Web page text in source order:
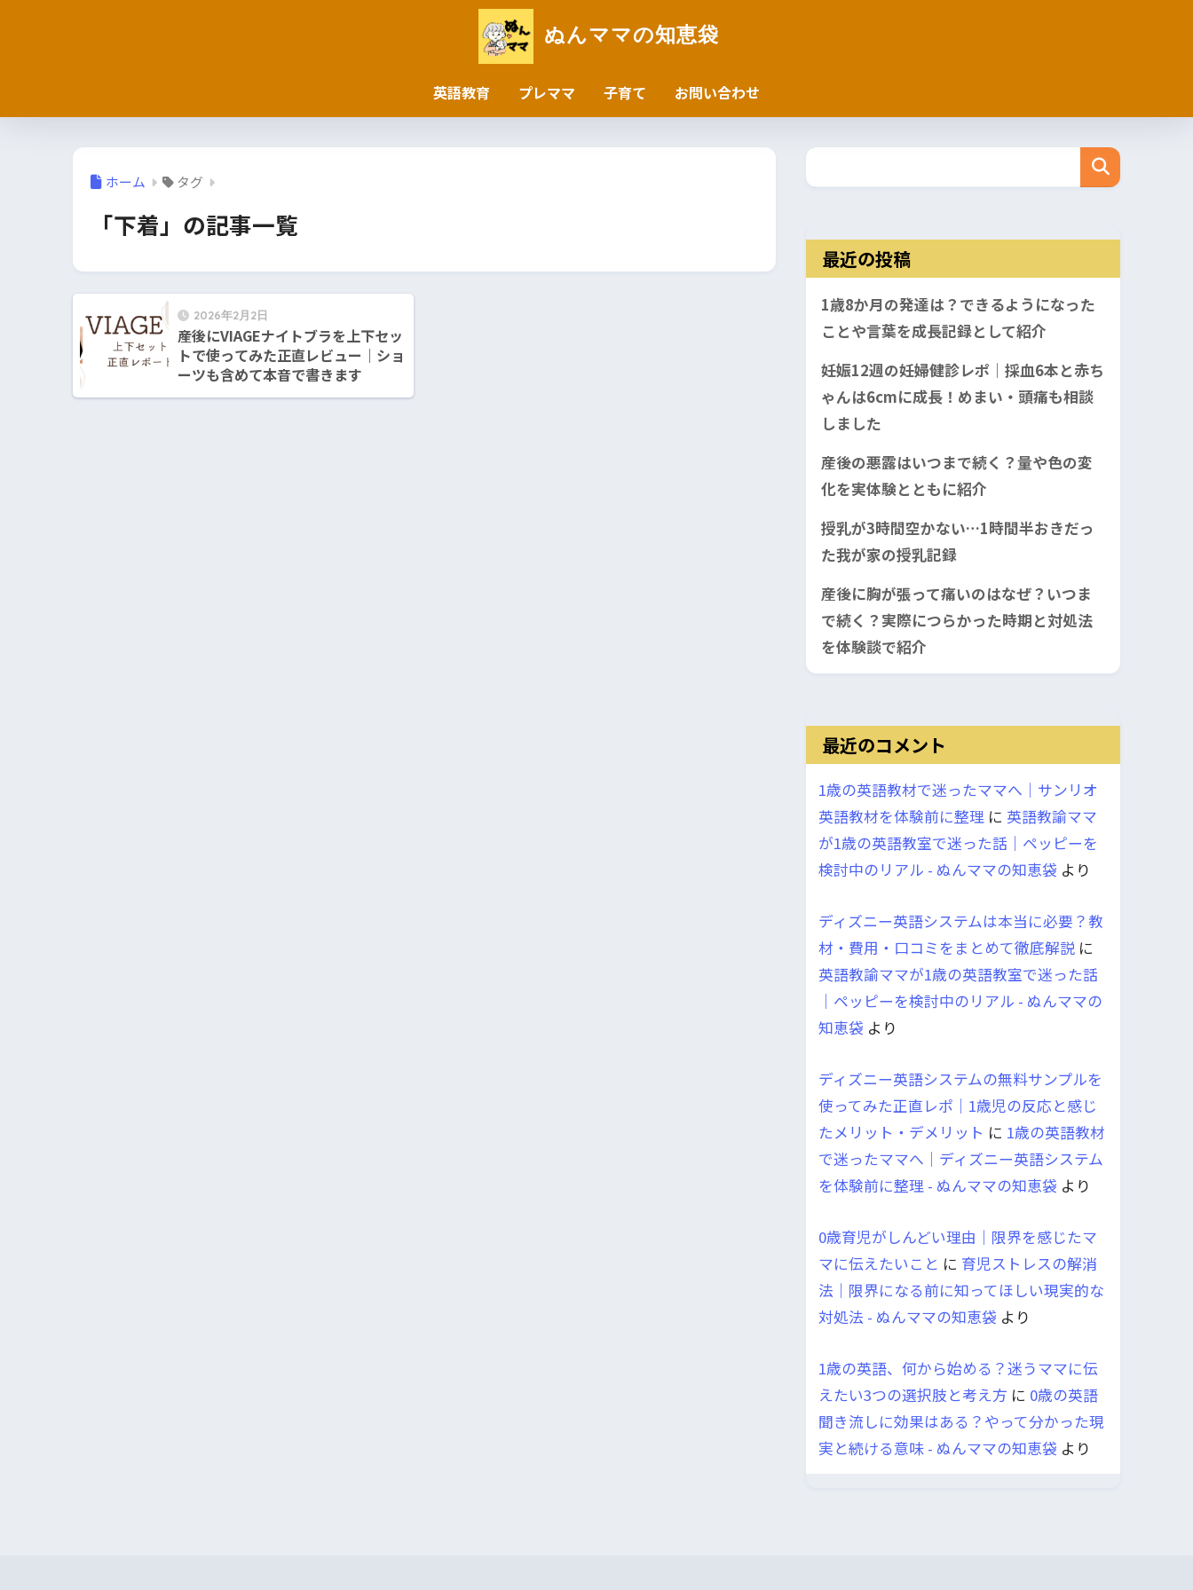
ぬんママの知恵袋
英語教育 プレママ 子育て お問い合わせ
ホーム タグ
「下着」の記事一覧
2026年2月2日
産後にVIAGEナイトブラを上下セッ
トで使ってみた正直レビュー｜ショ
ーツも含めて本音で書きます
最近の投稿
1歳8か月の発達は？できるようになった
ことや言葉を成長記録として紹介
妊娠12週の妊婦健診レポ｜採血6本と赤ち
ゃんは6cmに成長！めまい・頭痛も相談
しました
産後の悪露はいつまで続く？量や色の変
化を実体験とともに紹介
授乳が3時間空かない…1時間半おきだっ
た我が家の授乳記録
産後に胸が張って痛いのはなぜ？いつま
で続く？実際につらかった時期と対処法
を体験談で紹介
最近のコメント
1歳の英語教材で迷ったママへ｜サンリオ
英語教材を体験前に整理 に 英語教諭ママ
が1歳の英語教室で迷った話｜ペッピーを
検討中のリアル - ぬんママの知恵袋 より
ディズニー英語システムは本当に必要？教
材・費用・口コミをまとめて徹底解説 に
英語教諭ママが1歳の英語教室で迷った話
｜ペッピーを検討中のリアル - ぬんママの
知恵袋 より
ディズニー英語システムの無料サンプルを
使ってみた正直レポ｜1歳児の反応と感じ
たメリット・デメリット に 1歳の英語教材
で迷ったママへ｜ディズニー英語システム
を体験前に整理 - ぬんママの知恵袋 より
0歳育児がしんどい理由｜限界を感じたマ
マに伝えたいこと に 育児ストレスの解消
法｜限界になる前に知ってほしい現実的な
対処法 - ぬんママの知恵袋 より
1歳の英語、何から始める？迷うママに伝
えたい3つの選択肢と考え方 に 0歳の英語
聞き流しに効果はある？やって分かった現
実と続ける意味 - ぬんママの知恵袋 より